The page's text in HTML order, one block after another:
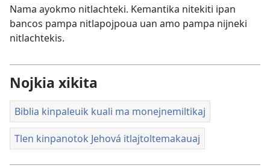
Nama ayokmo nitlachteki. Kemantika nitekiti ipan
bancos pampa nitlapojpoua uan amo pampa nijneki
nitlachtekis.
Nojkia xikita
Biblia kinpaleuik kuali ma monejnemiltikaj
Tlen kinpanotok Jehová itlajtoltemakauaj